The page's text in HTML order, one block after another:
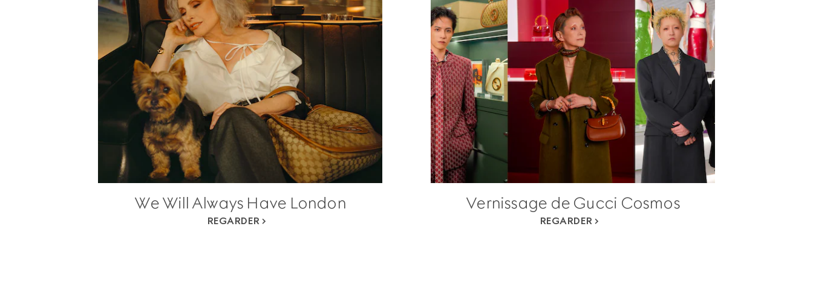
We Will Always Have London
REGARDER
Vernissage de Gucci Cosmos
REGARDER